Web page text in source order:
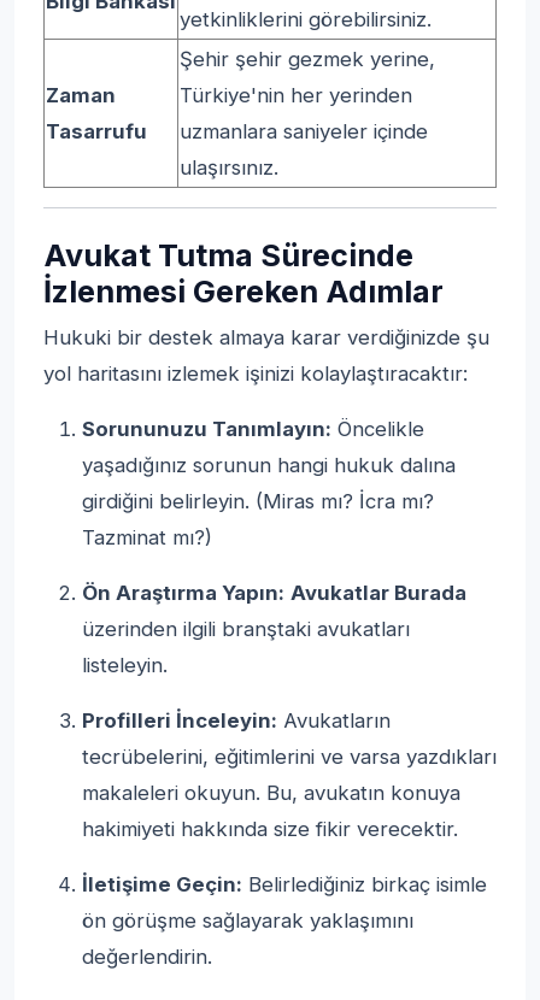
yetkinliklerini görebilirsiniz.
Zaman
Tasarrufu
Şehir şehir gezmek yerine,
Türkiye'nin her yerinden
uzmanlara saniyeler içinde
ulaşırsınız.
Avukat Tutma Sürecinde
İzlenmesi Gereken Adımlar
Hukuki bir destek almaya karar verdiğinizde şu
yol haritasını izlemek işinizi kolaylaştıracaktır:
Sorununuzu Tanımlayın: Öncelikle
yaşadığınız sorunun hangi hukuk dalına
girdiğini belirleyin. (Miras mı? İcra mı?
Tazminat mı?)
Ön Araştırma Yapın: Avukatlar Burada
üzerinden ilgili branştaki avukatları
listeleyin.
Profilleri İnceleyin: Avukatların
tecrübelerini, eğitimlerini ve varsa yazdıkları
makaleleri okuyun. Bu, avukatın konuya
hakimiyeti hakkında size fikir verecektir.
İletişime Geçin: Belirlediğiniz birkaç isimle
ön görüşme sağlayarak yaklaşımını
değerlendirin.